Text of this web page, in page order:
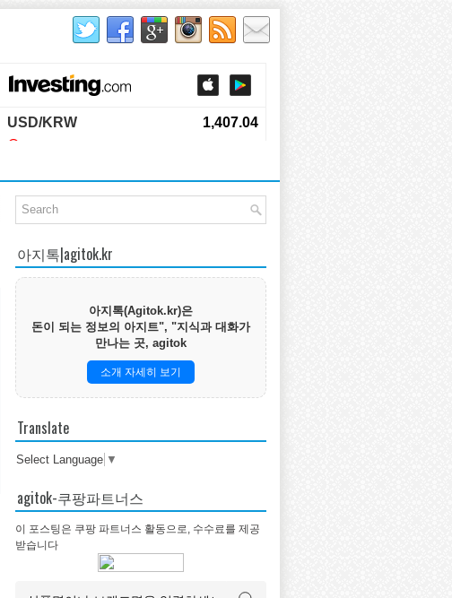
아지톡|agitok.kr
아지톡(Agitok.kr)은
돈이 되는 정보의 아지트", "지식과 대화가
만나는 곳, agitok
소개 자세히 보기
Translate
Select Language ▼
agitok-쿠팡파트너스
이 포스팅은 쿠팡 파트너스 활동으로, 수수료를 제공
받습니다